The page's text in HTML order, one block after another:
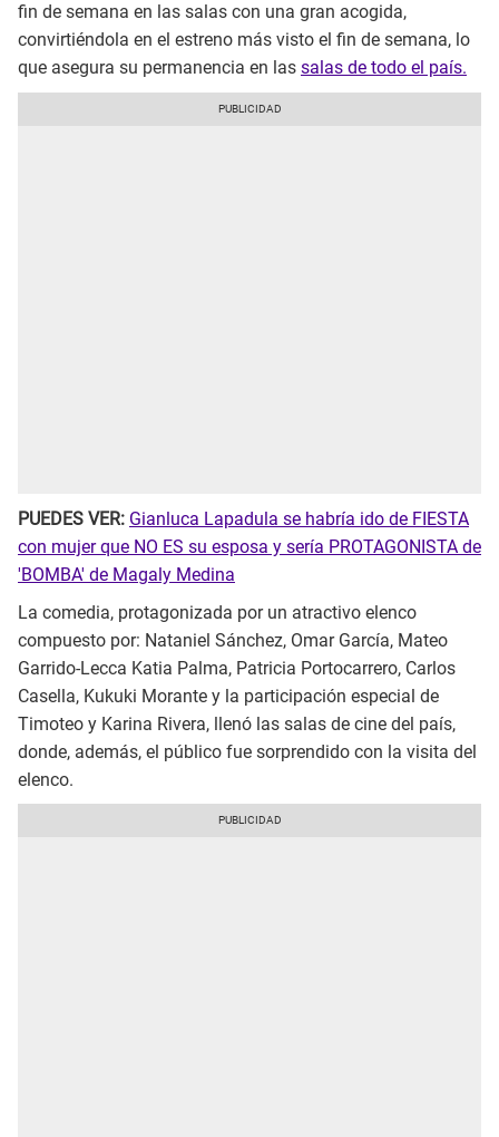
fin de semana en las salas con una gran acogida,
convirtiéndola en el estreno más visto el fin de semana, lo
que asegura su permanencia en las salas de todo el país.
PUEDES VER: Gianluca Lapadula se habría ido de FIESTA
con mujer que NO ES su esposa y sería PROTAGONISTA de
'BOMBA' de Magaly Medina
La comedia, protagonizada por un atractivo elenco
compuesto por: Nataniel Sánchez, Omar García, Mateo
Garrido-Lecca Katia Palma, Patricia Portocarrero, Carlos
Casella, Kukuki Morante y la participación especial de
Timoteo y Karina Rivera, llenó las salas de cine del país,
donde, además, el público fue sorprendido con la visita del
elenco.